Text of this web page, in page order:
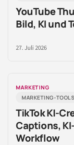
YouTube
Bild, KI und
27. Juli 2026
MARKETING
MARKETING-TOOLS
TikTok KI-
Captions,
Workflow